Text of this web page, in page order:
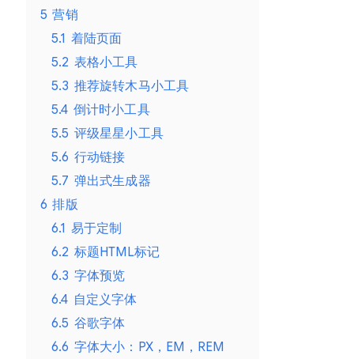
5 营销
5.1 着陆页面
5.2 表格小工具
5.3 推荐旋转木马小工具
5.4 倒计时小工具
5.5 评级星星小工具
5.6 行动链接
5.7 弹出式生成器
6 排版
6.1 易于定制
6.2 标题HTML标记
6.3 字体预览
6.4 自定义字体
6.5 谷歌字体
6.6 字体大小：PX，EM，REM